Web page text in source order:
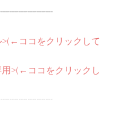
>(←ココをクリックして
>(←ココをクリックし